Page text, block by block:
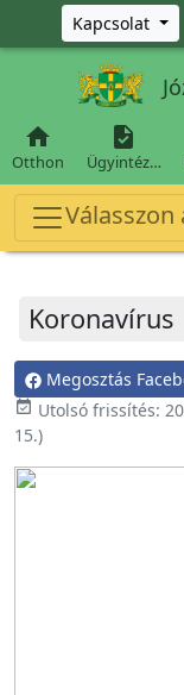
Ugrás a fő tartalomra
Kapcsolat

Otthon

Ügyintéz…
Koronavírus
Megosztás
event_available Utolsó frissítés:
15.)